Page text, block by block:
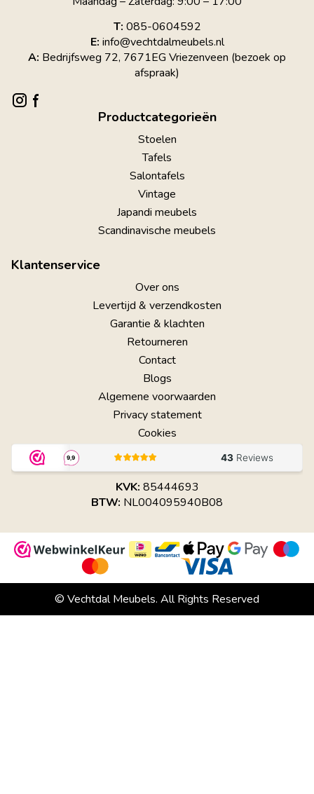
T: 085-0604592
E: info@vechtdalmeubels.nl
A: Bedrijfsweg 72, 7671EG Vriezenveen (bezoek op
afspraak)
Productcategorieën
Stoelen
Tafels
Salontafels
Vintage
Japandi meubels
Scandinavische meubels
Klantenservice
Over ons
Levertijd & verzendkosten
Garantie & klachten
Retourneren
Contact
Blogs
Algemene voorwaarden
Privacy statement
Cookies
KVK: 85444693
BTW: NL004095940B08
© Vechtdal Meubels. All Rights Reserved